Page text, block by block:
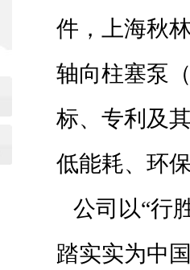
件，上海秋
轴向柱塞泵
标、专利及
低能耗、环
公司以“行
踏实实为中